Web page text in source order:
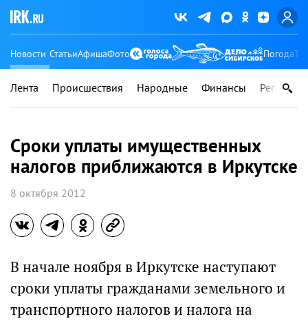
Новости СтатьиАфишаФото Погода
Лента Происшествия Народные Финансы Регионы
Сроки уплаты имущественных
налогов приближаются в Иркутске
8 октября 2012
В начале ноября в Иркутске наступают
сроки уплаты гражданами земельного и
транспортного налогов и налога на